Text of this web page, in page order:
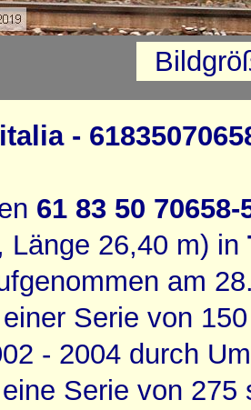
-
61 83 50
Länge 26,40 m) in
am
Serie von
- 2004 durch
Serie von